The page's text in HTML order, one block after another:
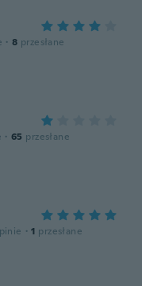
· 8 przesłane
· 65 przesłane
· 1 przesłane